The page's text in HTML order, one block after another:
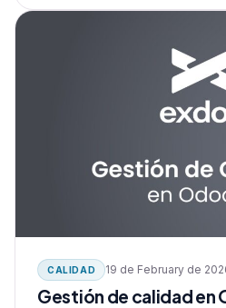
CALIDAD 19 de February de
Gestión de calidad en